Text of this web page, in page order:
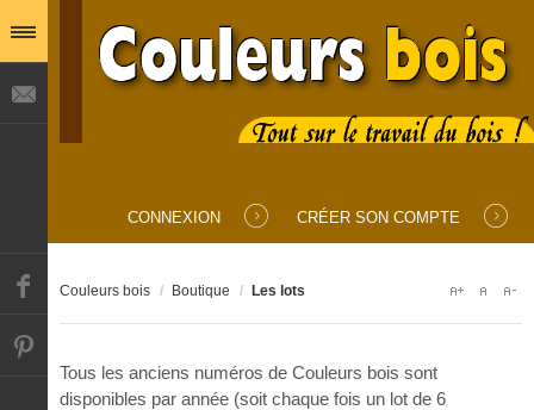
CONNEXION CRÉER SON COMPTE
Couleurs bois / Boutique / Les lots
Tous les anciens numéros de Couleurs bois sont
disponibles par année (soit chaque fois un lot de 6